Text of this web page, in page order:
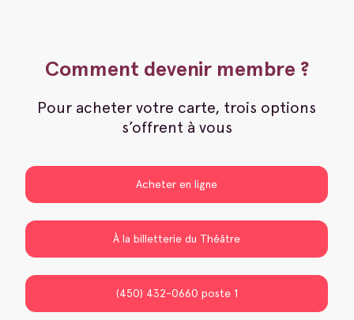
Comment devenir membre ?
Pour acheter votre carte, trois options
s’offrent à vous
Acheter en ligne
À la billetterie du Théâtre
(450) 432-0660 poste 1